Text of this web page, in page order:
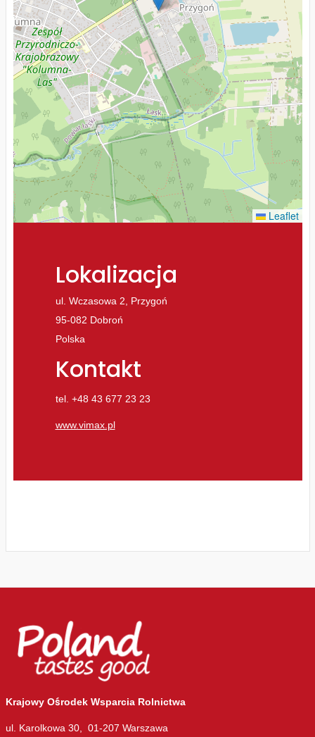
Leaflet
Lokalizacja
ul. Wczasowa 2, Przygoń
95-082 Dobroń
Polska
Kontakt
tel. +48 43 677 23 23
www.vimax.pl
Krajowy Ośrodek Wsparcia Rolnictwa
ul. Karolkowa 30, 01-207 Warszawa